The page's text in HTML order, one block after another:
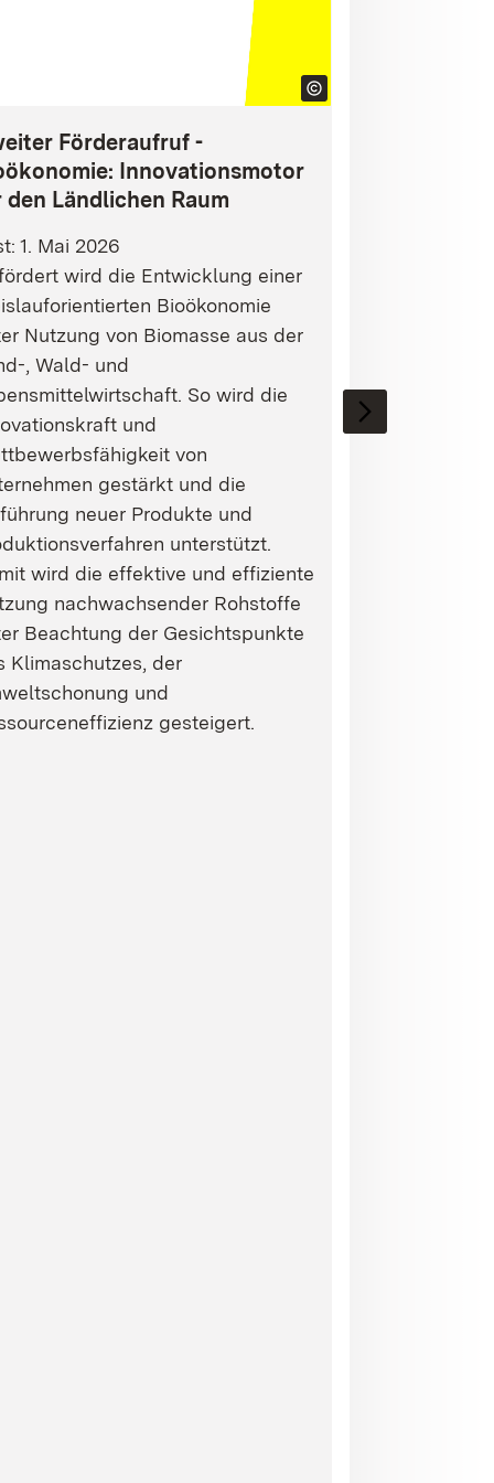
Förderaufruf -
Innovationsmotor
den Ländlichen Raum
1. Mai 2026
wird die Entwicklung einer
Bioökonomie
Nutzung von Biomasse aus der
, Wald- und
So wird die
und
von
gestärkt und die
neuer Produkte und
unterstützt.
wird die effektive und effiziente
nachwachsender Rohstoffe
Beachtung der Gesichtspunkte
Klimaschutzes, der
und
gesteigert.